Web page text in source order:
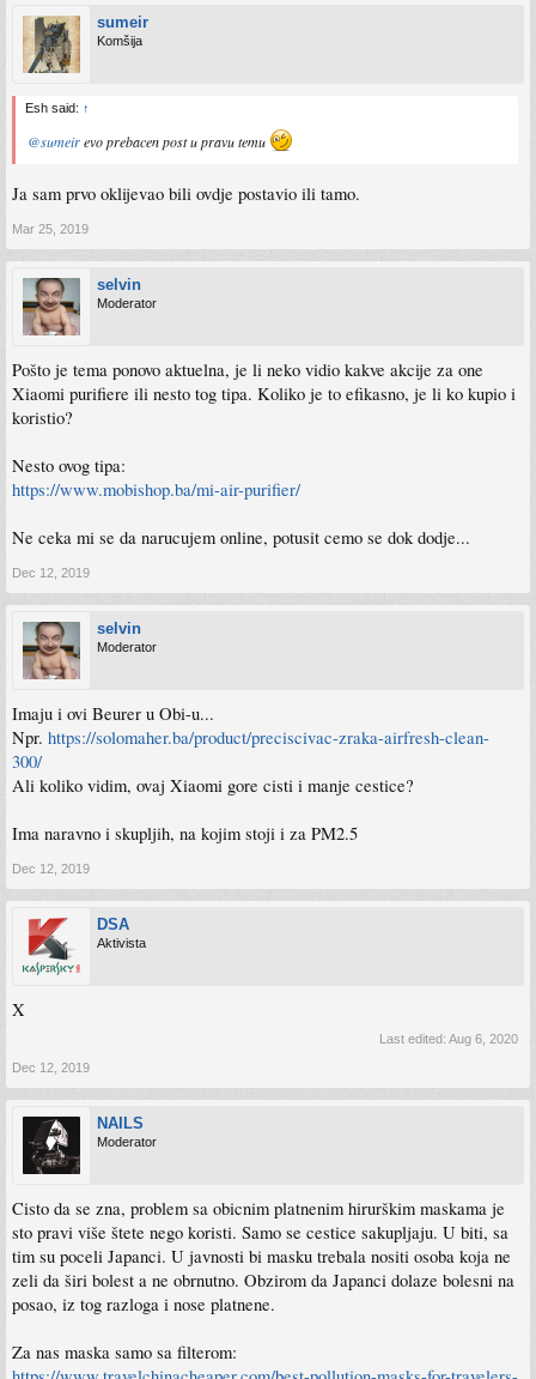
sumeir
Komšija
Esh said: ↑
@sumeirevo prebacen post u pravu temu
Ja sam prvo oklijevao bili ovdje postavio ili tamo.
Mar 25, 2019
selvin
Moderator
Pošto je tema ponovo aktuelna, je li neko vidio kakve akcije za one
Xiaomi purifiere ili nesto tog tipa. Koliko je to efikasno, je li ko kupio i
koristio?
Nesto ovog tipa:
https://www.mobishop.ba/mi-air-purifier/
Ne ceka mi se da narucujem online, potusit cemo se dok dodje...
Dec 12, 2019
selvin
Moderator
Imaju i ovi Beurer u Obi-u...
Npr. https://solomaher.ba/product/preciscivac-zraka-airfresh-clean-
300/
Ali koliko vidim, ovaj Xiaomi gore cisti i manje cestice?
Ima naravno i skupljih, na kojim stoji i za PM2.5
Dec 12, 2019
DSA
Aktivista
X
Last edited: Aug 6, 2020
Dec 12, 2019
NAILS
Moderator
Cisto da se zna, problem sa obicnim platnenim hirurškim maskama je
sto pravi više štete nego koristi. Samo se cestice sakupljaju. U biti, sa
tim su poceli Japanci. U javnosti bi masku trebala nositi osoba koja ne
zeli da širi bolest a ne obrnutno. Obzirom da Japanci dolaze bolesni na
posao, iz tog razloga i nose platnene.
Za nas maska samo sa filterom: